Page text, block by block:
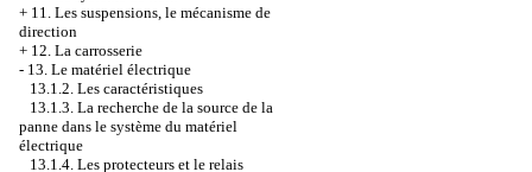
+ 11. Les suspensions, le mécanisme de
direction
+ 12. La carrosserie
- 13. Le matériel électrique
13.1.2. Les caractéristiques
13.1.3. La recherche de la source de la
panne dans le système du matériel
électrique
13.1.4. Les protecteurs et le relais